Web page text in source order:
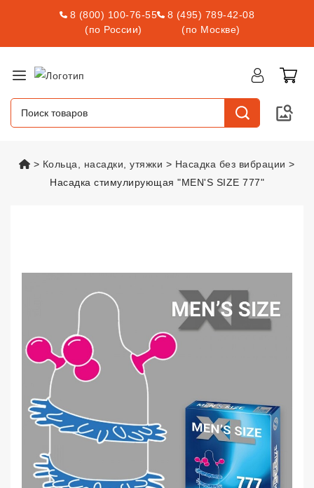
8 (800) 100-76-55
(по России)
8 (495) 789-42-08
(по Москве)
vsexshop.ru
Кольца, насадки, утяжки
Насадка без вибрации
Насадка стимулирующая "MEN'S SIZE 777"